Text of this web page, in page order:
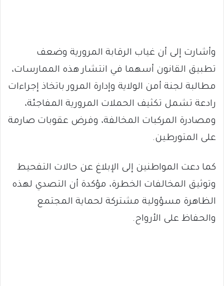
وأشارت إلى أن غياب الرقابة المرورية وضعف
تطبيق القانون أسهما في انتشار هذه الممارسات،
مطالبة لجنة أمن الولاية وإدارة المرور باتخاذ إجراءات
رادعة تشمل تكثيف الحملات المرورية المفاجئة،
ومصادرة المركبات المخالفة، وفرض عقوبات صارمة
على المتورطين.
كما دعت المواطنين إلى الإبلاغ عن حالات التفحيط
وتوثيق المخالفات الخطرة، مؤكدة أن التصدي لهذه
الظاهرة مسؤولية مشتركة لحماية المجتمع
والحفاظ على الأرواح.